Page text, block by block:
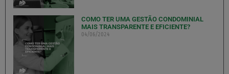
COMO TER UMA GESTÃO CONDOMINIAL
MAIS TRANSPARENTE E EFICIENTE?
04/06/2024